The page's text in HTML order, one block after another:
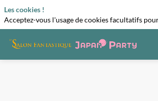
Les cookies !
Acceptez-vous l'usage de cookies facultatifs